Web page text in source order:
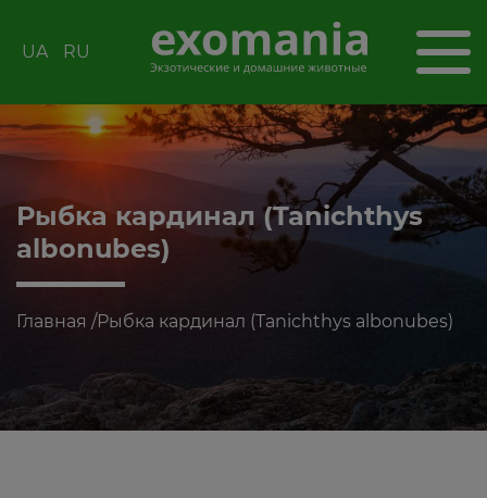
UA RU
Рыбка кардинал (Tanichthys
albonubes)
Главная /Рыбка кардинал (Tanichthys albonubes)